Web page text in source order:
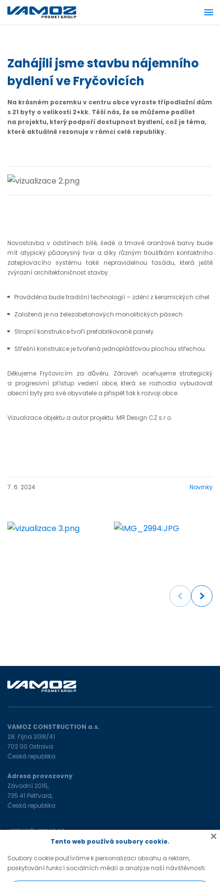
Zahájili jsme stavbu nájemního
bydlení ve Fryčovicích
Na krásném pozemku v centru obce vyroste třípodlažní dům
s 21 byty o velikosti 2+kk. Těší nás, že se můžeme podílet
na projektu, který podpoří dostupnost bydlení, což je téma,
které aktuálně rezonuje v rámci celé republiky.
Novostavba v odstínech bílé, šedé a tmavě oranžové barvy bude
mít atypický půdorysný tvar a díky různým tloušťkám kontaktního
zateplovacího systému také nepravidelnou fasádu, která ještě
zvýrazní architektoničnost stavby.
Prováděna bude tradiční technologií – zdění z keramických cihel
Založená je na železobetonových monolitických pásech
Stropní konstrukce tvoří prefabrikované panely
Střešní konstrukce je tvořená jednoplášťovou plochou střechou.
Děkujeme Fryčovicím za důvěru. Zároveň oceňujeme strategický
a progresivní přístup vedení obce, která se rozhodla vybudovat
obecní byty pro své obyvatele a přispět tak k rozvoji obce.
Vizualizace objektu a autor projektu: MR Design CZ s.r.o.
7. 6. 2024 Novinky
Previous Next
VAMOZ CONSTRUCTION a.s.
28. října 3138/41
702 00 Ostrava
Česká republika
Adresa provozovny
Závodní 2015,
735 41 Petřvald,
Česká republika
vamoz@vamoz.cz
+420 596 693 598(tel)
Tento web používá soubory cookie.
Soubory cookie používáme k personalizaci obsahu a reklam,
poskytování funkcí sociálních médií a analýze naší návštěvnosti.